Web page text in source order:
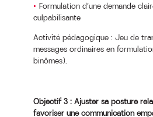
Formulation d’une demande
culpabilisante
Activité pédagogique : Jeu de
messages ordinaires en
binômes).
Objectif 3 : Ajuster sa posture
favoriser une communication